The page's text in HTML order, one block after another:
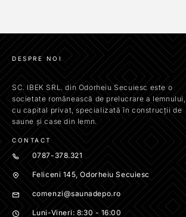
DESPRE NOI
SC. IBEK SRL. din Odorheiu Secuiesc este o
societate românească de prelucrare a lemnului,
cu capital privat, specializată în construcții de
saune și case din lemn.
CONTACT
0787-378.321
Feliceni 145, Odorheiu Secuiesc
comenzi@saunadepo.ro
Luni-Vineri: 8:30 - 16:00